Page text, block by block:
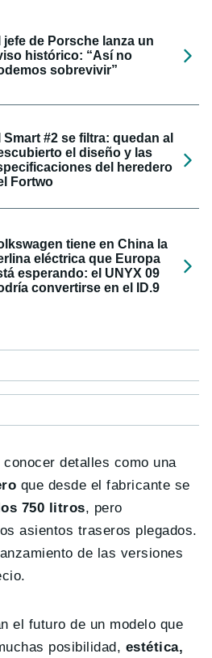
jefe de Porsche lanza un
histórico: “Así no
sobrevivir”
Smart #2 se filtra: quedan al
el diseño y las
del heredero
Fortwo
tiene en China la
eléctrica que Europa
esperando: el UNYX 09
convertirse en el ID.9
detalles como una
que desde el fabricante se
750 litros, pero
asientos traseros plegados.
de las versiones
el futuro de un modelo que
posibilidad, estética,